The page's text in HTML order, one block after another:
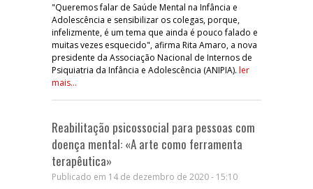
"Queremos falar de Saúde Mental na Infância e
Adolescência e sensibilizar os colegas, porque,
infelizmente, é um tema que ainda é pouco falado e
muitas vezes esquecido", afirma Rita Amaro, a nova
presidente da Associação Nacional de Internos de
Psiquiatria da Infância e Adolescência (ANIPIA). ler
mais...
Reabilitação psicossocial para pessoas com
doença mental: «A arte como ferramenta
terapêutica»
Publicado em 14 de dezembro de 2020 - 15:10